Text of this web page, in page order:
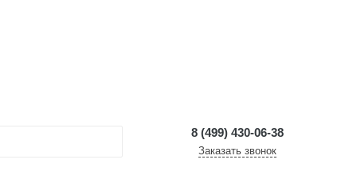
8 (499) 430-06-38
Заказать звонок